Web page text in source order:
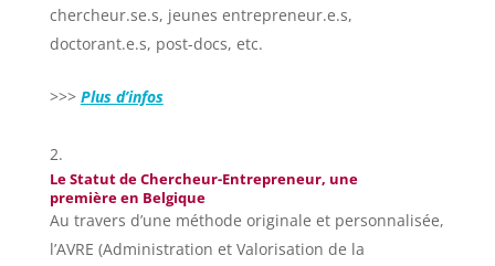
chercheur.se.s, jeunes entrepreneur.e.s,
doctorant.e.s, post-docs, etc.
>>> Plus d’infos
Le Statut de Chercheur-Entrepreneur, une
première en Belgique
Au travers d’une méthode originale et personnalisée,
l’AVRE (Administration et Valorisation de la